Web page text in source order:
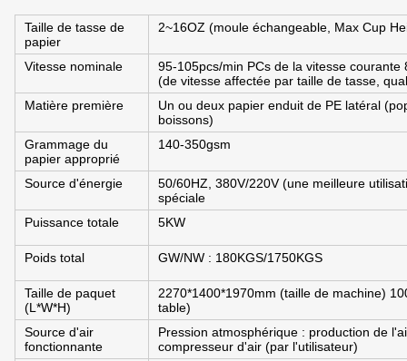
Taille de tasse de
papier
2~16OZ (moule échangeable, Max Cup
Vitesse nominale
95-105pcs/min PCs de la vitesse
(de vitesse affectée par taille de tasse,
Matière première
Un ou deux papier enduit de PE latéral
boissons)
Grammage du
papier approprié
140-350gsm
Source d'énergie
50/60HZ, 380V/220V (une meilleure
spéciale
Puissance totale
5KW
Poids total GW/NW : 180KGS/1750KGS
Taille de paquet
(L*W*H)
2270*1400*1970mm (taille de machine)
table)
Source d'air
fonctionnante
Pression atmosphérique : production de
compresseur d'air (par l'utilisateur)